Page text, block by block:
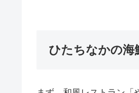
ひたちなかの海